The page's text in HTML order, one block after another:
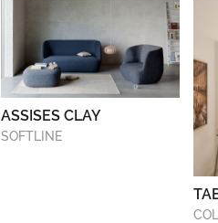
ASSISES CLAY
SOFTLINE